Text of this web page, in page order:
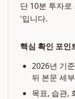
단 10분 투자
'입니다.
핵심 확인 포인
2026년 기
뒤 본문 세
목표, 습관,